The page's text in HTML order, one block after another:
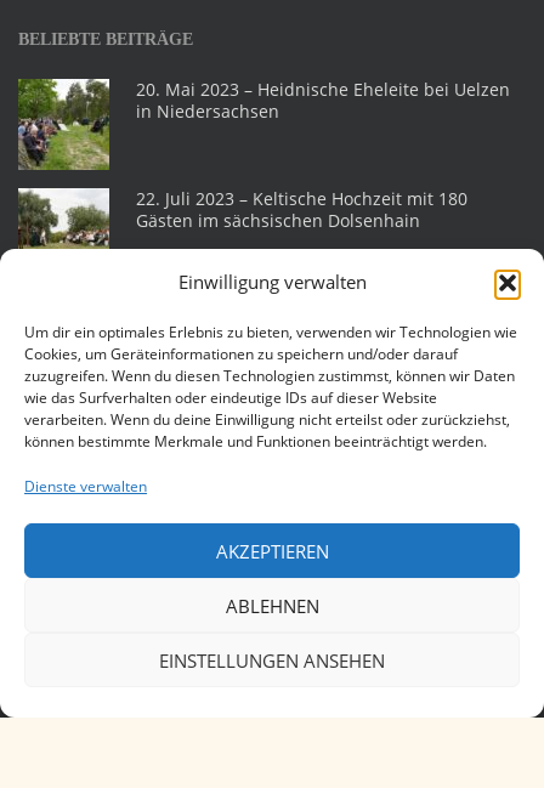
Einwilligung verwalten
Um dir ein optimales Erlebnis zu bieten, verwenden wir Technologien wie
Cookies, um Geräteinformationen zu speichern und/oder darauf
zuzugreifen. Wenn du diesen Technologien zustimmst, können wir Daten
wie das Surfverhalten oder eindeutige IDs auf dieser Website
verarbeiten. Wenn du deine Einwilligung nicht erteilst oder zurückziehst,
können bestimmte Merkmale und Funktionen beeinträchtigt werden.
Dienste verwalten
AKZEPTIEREN
ABLEHNEN
EINSTELLUNGEN ANSEHEN
BELIEBTE BEITRÄGE
20. Mai 2023 – Heidnische Eheleite bei Uelzen
in Niedersachsen
22. Juli 2023 – Keltische Hochzeit mit 180
Gästen im sächsischen Dolsenhain
sächsischen Helmsdorf
Eheleite am 25. Juli 2015 auf der Katlenburg
Heidnische Hochzeit am 11. Juli 2015 in